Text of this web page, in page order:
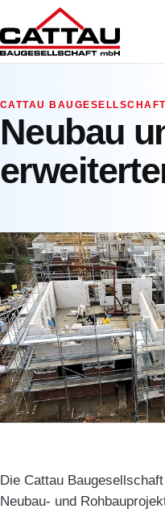
CATTAU
Neubau
Die Cattau
Neubau- und